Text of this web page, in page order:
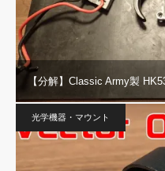
【分解】Classic Army製
光学機器・マウント